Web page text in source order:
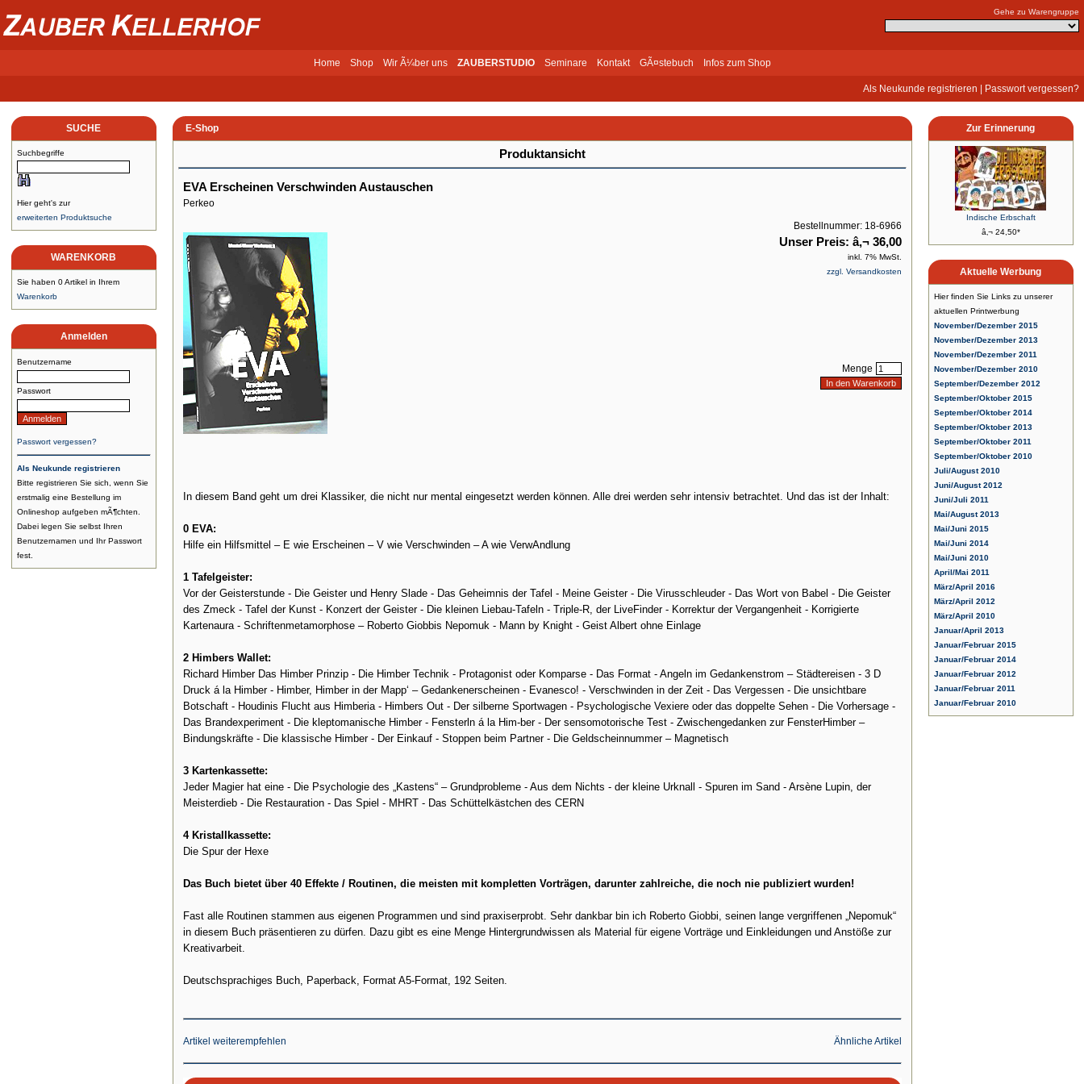
Gehe zu Warengruppe
Home Shop Wir Ã¼ber uns ZAUBERSTUDIO Seminare Kontakt GÃ¤stebuch Infos zum Shop
Als Neukunde registrieren Passwort vergessen?
SUCHE
Suchbegriffe
Hier geht's zur
erweiterten Produktsuche
WARENKORB
Sie haben 0 Artikel in Ihrem
Warenkorb
Anmelden
Benutzername
Passwort
Passwort vergessen?
Als Neukunde registrieren
Bitte registrieren Sie sich, wenn Sie
erstmalig eine Bestellung im
Onlineshop aufgeben mÃ¶chten.
Dabei legen Sie selbst Ihren
Benutzernamen und Ihr Passwort
fest.
E-Shop
Produktansicht
EVA Erscheinen Verschwinden Austauschen
Perkeo
Bestellnummer: 18-6966
Unser Preis: â‚¬ 36,00
inkl. 7% MwSt.
zzgl. Versandkosten
Menge
In diesem Band geht um drei Klassiker, die nicht nur mental eingesetzt werden können. Alle drei werden sehr intensiv betrachtet. Und das ist der Inhalt:
0 EVA:
Hilfe ein Hilfsmittel – E wie Erscheinen – V wie Verschwinden – A wie VerwAndlung
1 Tafelgeister:
Vor der Geisterstunde - Die Geister und Henry Slade - Das Geheimnis der Tafel - Meine Geister - Die Virusschleuder - Das Wort von Babel - Die Geister
des Zmeck - Tafel der Kunst - Konzert der Geister - Die kleinen Liebau-Tafeln - Triple-R, der LiveFinder - Korrektur der Vergangenheit - Korrigierte
Kartenaura - Schriftenmetamorphose – Roberto Giobbis Nepomuk - Mann by Knight - Geist Albert ohne Einlage
2 Himbers Wallet:
Richard Himber Das Himber Prinzip - Die Himber Technik - Protagonist oder Komparse - Das Format - Angeln im Gedankenstrom – Städtereisen - 3 D
Druck á la Himber - Himber, Himber in der Mapp‘ – Gedankenerscheinen - Evanesco! - Verschwinden in der Zeit - Das Vergessen - Die unsichtbare
Botschaft - Houdinis Flucht aus Himberia - Himbers Out - Der silberne Sportwagen - Psychologische Vexiere oder das doppelte Sehen - Die Vorhersage -
Das Brandexperiment - Die kleptomanische Himber - Fensterln á la Him-ber - Der sensomotorische Test - Zwischengedanken zur FensterHimber –
Bindungskräfte - Die klassische Himber - Der Einkauf - Stoppen beim Partner - Die Geldscheinnummer – Magnetisch
3 Kartenkassette:
Jeder Magier hat eine - Die Psychologie des „Kastens“ – Grundprobleme - Aus dem Nichts - der kleine Urknall - Spuren im Sand - Arsène Lupin, der
Meisterdieb - Die Restauration - Das Spiel - MHRT - Das Schüttelkästchen des CERN
4 Kristallkassette:
Die Spur der Hexe
Das Buch bietet über 40 Effekte / Routinen, die meisten mit kompletten Vorträgen, darunter zahlreiche, die noch nie publiziert wurden!
Fast alle Routinen stammen aus eigenen Programmen und sind praxiserprobt. Sehr dankbar bin ich Roberto Giobbi, seinen lange vergriffenen „Nepomuk“
in diesem Buch präsentieren zu dürfen. Dazu gibt es eine Menge Hintergrundwissen als Material für eigene Vorträge und Einkleidungen und Anstöße zur
Kreativarbeit.
Deutschsprachiges Buch, Paperback, Format A5-Format, 192 Seiten.
Artikel weiterempfehlen Ähnliche Artikel
Zur Erinnerung
Indische Erbschaft
â‚¬ 24,50*
Aktuelle Werbung
Hier finden Sie Links zu unserer
aktuellen Printwerbung
November/Dezember 2015
November/Dezember 2013
November/Dezember 2011
November/Dezember 2010
September/Dezember 2012
September/Oktober 2015
September/Oktober 2014
September/Oktober 2013
September/Oktober 2011
September/Oktober 2010
Juli/August 2010
Juni/August 2012
Juni/Juli 2011
Mai/August 2013
Mai/Juni 2015
Mai/Juni 2014
Mai/Juni 2010
April/Mai 2011
März/April 2016
März/April 2012
März/April 2010
Januar/April 2013
Januar/Februar 2015
Januar/Februar 2014
Januar/Februar 2012
Januar/Februar 2011
Januar/Februar 2010